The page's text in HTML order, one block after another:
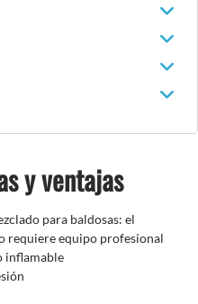
y ventajas
para baldosas: el
requiere equipo profesional
inflamable